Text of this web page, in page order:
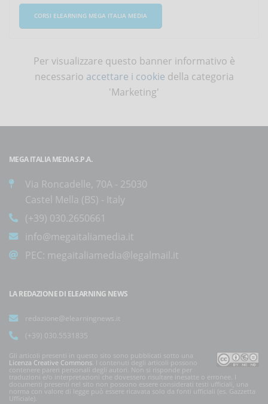
CORSI ELEARNING MEGA ITALIA MEDIA
Per visualizzare questo banner informativo è
necessario accettare i cookie della categoria
'Marketing'
MEGA ITALIA MEDIA S.P.A.
Via Roncadelle, 70A - 25030
Castel Mella (BS) - Italy
(+39) 030.2650661
info@megaitaliamedia.it
PEC: megaitaliamedia@legalmail.it
LA REDAZIONE DI ELEARNING NEWS
redazione@elearningnews.it
(+39) 030.5531835
Gli articoli presenti in questo sito sono pubblicati sotto una
Licenza Creative Commons. I contenuti degli articoli possono
contenere pareri personali degli autori. Non si risponde per
traduzioni e/o interpretazioni che dovessero risultare inesatte o erronee. I
documenti presenti nel sito non possono essere considerati testi ufficiali, una
norma con valore di legge può essere ricavata solo da fonti ufficiali (es. Gazzetta
Ufficiale).